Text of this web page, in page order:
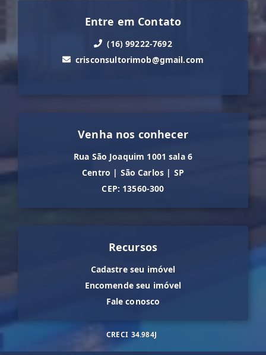
Entre em Contato
(16) 99222-7692
crisconsultorimob@gmail.com
Venha nos conhecer
Rua São Joaquim 1001 sala 6
Centro | São Carlos | SP
CEP: 13560-300
Recursos
Cadastre seu imóvel
Encomende seu imóvel
Fale conosco
CRECI 34.984J